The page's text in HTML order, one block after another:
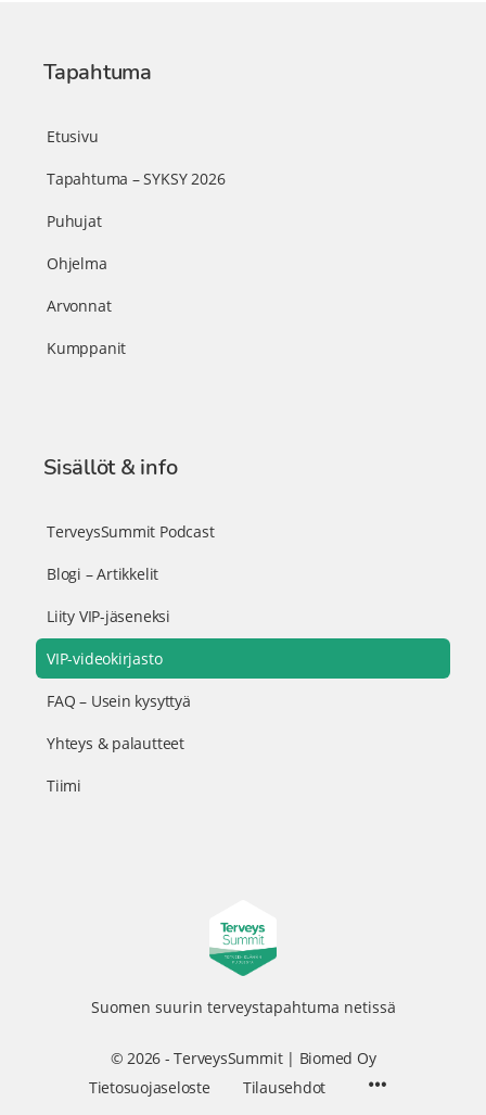
Tapahtuma
Etusivu
Tapahtuma – SYKSY 2026
Puhujat
Ohjelma
Arvonnat
Kumppanit
Sisällöt & info
TerveysSummit Podcast
Blogi – Artikkelit
Liity VIP-jäseneksi
VIP-videokirjasto
FAQ – Usein kysyttyä
Yhteys & palautteet
Tiimi
Suomen suurin terveystapahtuma netissä
© 2026 - TerveysSummit | Biomed Oy
Tietosuojaseloste
Tilausehdot